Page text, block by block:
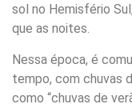
sol no Hemisfério
que as noites.
Nessa época, é
tempo, com chuvas
como “chuvas de